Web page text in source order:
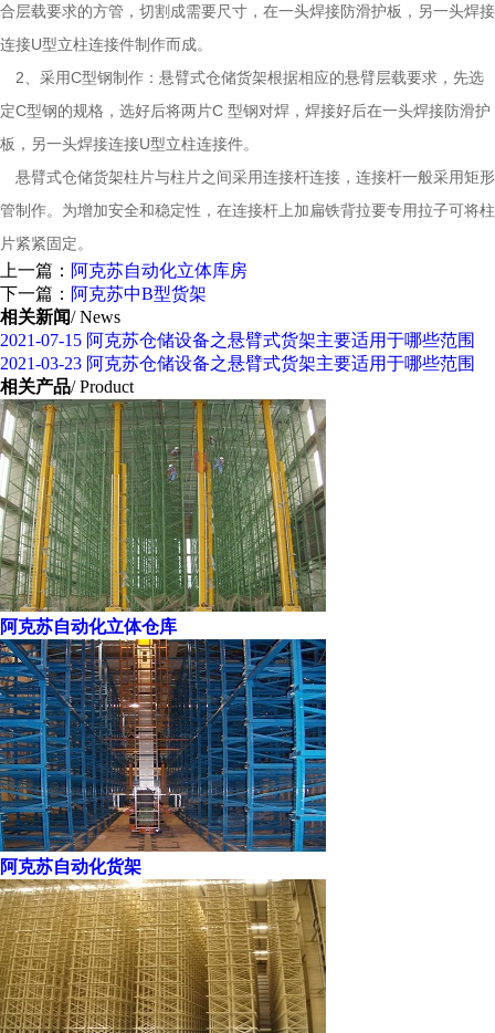
合层载要求的方管，切割成需要尺寸，在一头焊接防滑护板，另一头焊接
连接U型立柱连接件制作而成。
2、采用C型钢制作：悬臂式仓储货架根据相应的悬臂层载要求，先选
定C型钢的规格，选好后将两片C 型钢对焊，焊接好后在一头焊接防滑护
板，另一头焊接连接U型立柱连接件。
悬臂式仓储货架柱片与柱片之间采用连接杆连接，连接杆一般采用矩形
管制作。为增加安全和稳定性，在连接杆上加扁铁背拉要专用拉子可将柱
片紧紧固定。
上一篇： 阿克苏自动化立体库房
下一篇： 阿克苏中B型货架
相关新闻/ News
2021-07-15 阿克苏仓储设备之悬臂式货架主要适用于哪些范围
2021-03-23 阿克苏仓储设备之悬臂式货架主要适用于哪些范围
相关产品/ Product
阿克苏自动化立体仓库
阿克苏自动化货架